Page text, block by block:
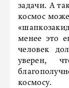
задачи. А
космос
менее это
человек
уверен,
космосу.